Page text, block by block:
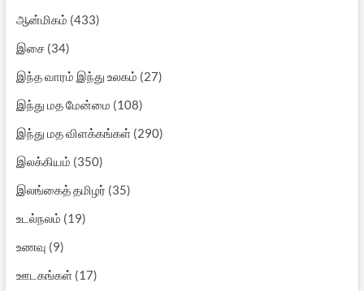
ஆன்மிகம் (433)
இசை(34)
இந்த வாரம் இந்து உலகம் (27)
இந்து மத மேன்மை (108)
இந்து மத விளக்கங்கள்(290)
இலக்கியம் (350)
இலங்கைத் தமிழர் (35)
உடல்நலம் (19)
உணவு (9)
ஊடகங்கள்(17)